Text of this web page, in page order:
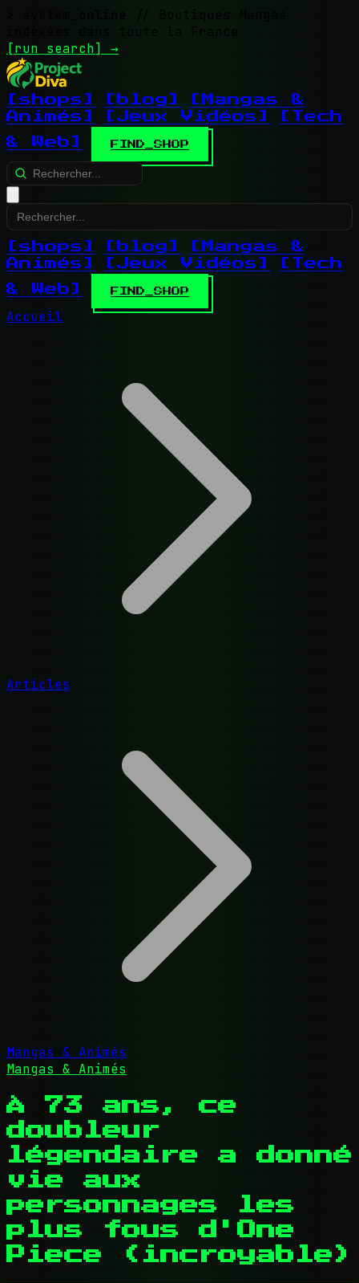
// Boutiques Mangas
indexées dans toute la France
[run search] →
[shops] [blog]
[Mangas &
Animés]
[Jeux Vidéos]
[Tech
& Web]
FIND_SHOP
[shops] [blog]
[Mangas &
Animés]
[Jeux Vidéos]
[Tech
& Web]
FIND_SHOP
Accueil
Articles
Mangas & Animés
Mangas & Animés
À 73 ans, ce
doubleur
légendaire a donné
vie aux
personnages les
plus fous d'One
Piece (incroyable)